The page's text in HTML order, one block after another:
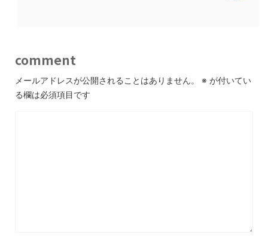
comment
メールアドレスが公開されることはありません。 ※ が付いてい
る欄は必須項目です